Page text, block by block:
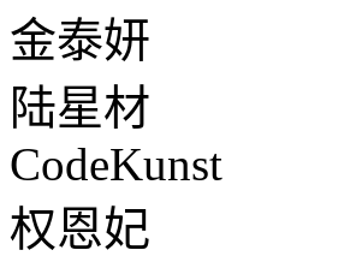
金泰妍
陆星材
CodeKunst
权恩妃